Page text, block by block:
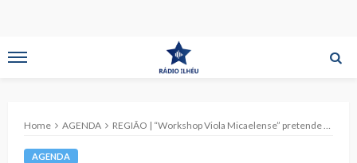
Home AGENDA REGIÃO | “Workshop Viola Micaelense” pretende percorrer todos os concelhos de São Miguel
AGENDA